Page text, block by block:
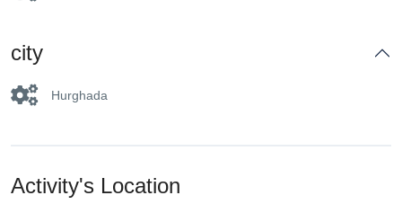
city
Hurghada
Activity's Location